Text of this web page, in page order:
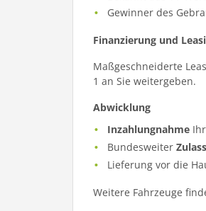
Gewinner des
Finanzierung und
Maßgeschneiderte
1 an Sie weitergeben.
Abwicklung
Inzahlungnahme
Bundesweiter
Lieferung vor die
Weitere Fahrzeuge